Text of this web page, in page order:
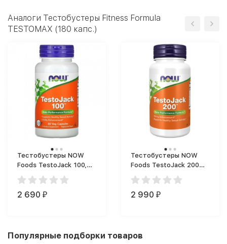
Аналоги Тестобустеры Fitness Formula
TESTOMAX (180 капс.)
Тестобустеры NOW
Foods TestoJack 100,
буст роста мышц (60
капс.)
2 690 ₽
Тестобустеры NOW
Foods TestoJack 200
(60 капс.)
2 990 ₽
Популярные подборки товаров